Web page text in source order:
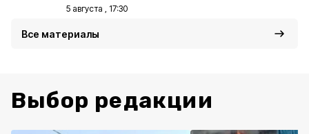
5 августа , 17:30
Все материалы
Выбор редакции